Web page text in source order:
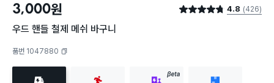
3,000원 별점 4.8점 4.8 (426)
우드 핸들 철제 메쉬 바구니
품번 1047880
BETA